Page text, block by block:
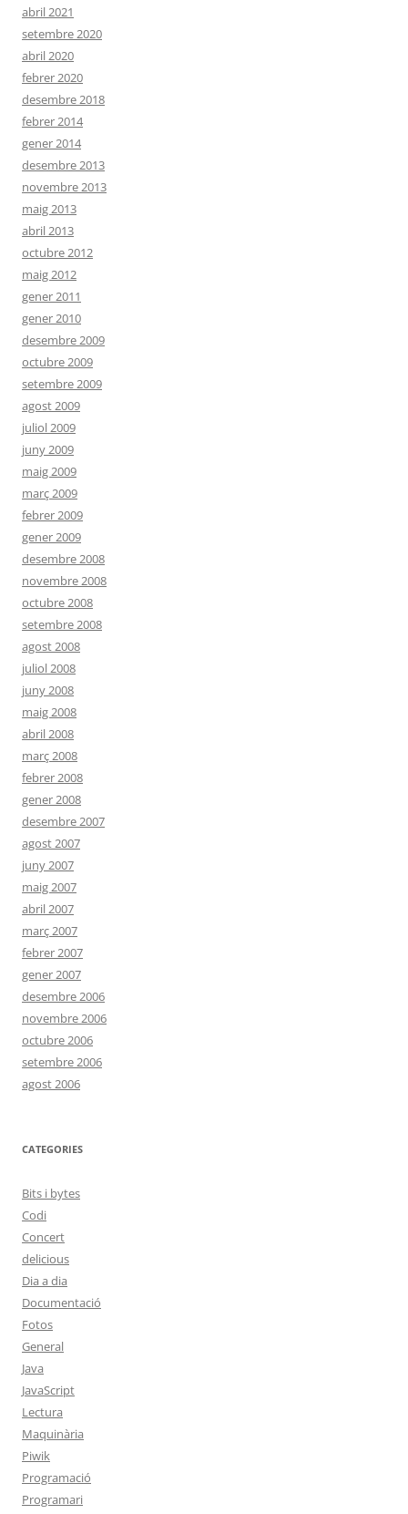
abril 2021
setembre 2020
abril 2020
febrer 2020
desembre 2018
febrer 2014
gener 2014
desembre 2013
novembre 2013
maig 2013
abril 2013
octubre 2012
maig 2012
gener 2011
gener 2010
desembre 2009
octubre 2009
setembre 2009
agost 2009
juliol 2009
juny 2009
maig 2009
març 2009
febrer 2009
gener 2009
desembre 2008
novembre 2008
octubre 2008
setembre 2008
agost 2008
juliol 2008
juny 2008
maig 2008
abril 2008
març 2008
febrer 2008
gener 2008
desembre 2007
agost 2007
juny 2007
maig 2007
abril 2007
març 2007
febrer 2007
gener 2007
desembre 2006
novembre 2006
octubre 2006
setembre 2006
agost 2006
CATEGORIES
Bits i bytes
Codi
Concert
delicious
Dia a dia
Documentació
Fotos
General
Java
JavaScript
Lectura
Maquinària
Piwik
Programació
Programari